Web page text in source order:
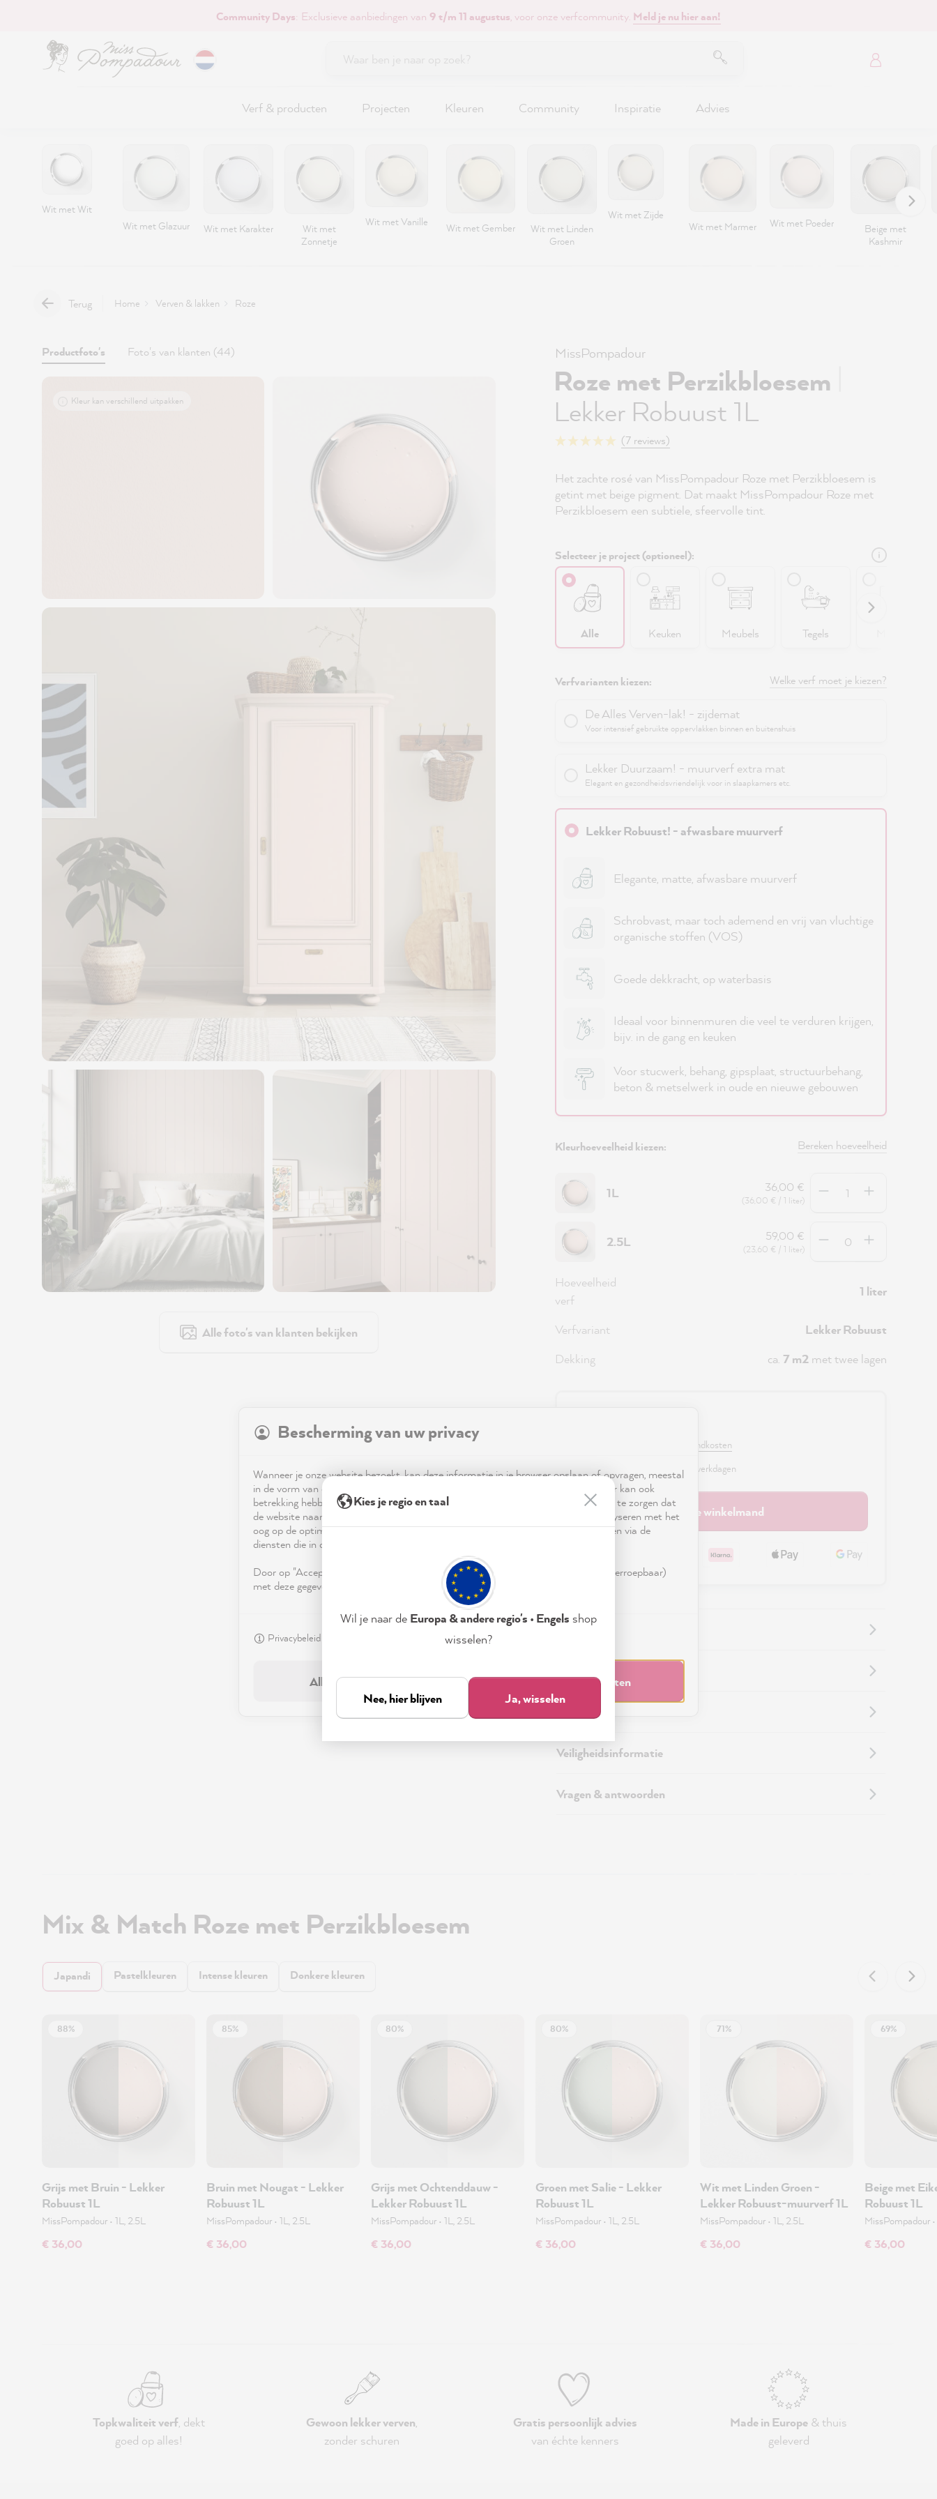
Community Days: Exclusieve aanbiedingen van 9 t/m 11 augustus, voor onze verfcommunity. Meld je nu hier aan!
Verf & producten Projecten Kleuren Community Inspiratie Advies
Wit met Wit
Wit met Glazuur
Wit met Karakter
Wit met
Zonnetje
Wit met Vanille Wit met Gember
Wit met Linden
Groen
Wit met Zijde
Wit met Marmer
Wit met Poeder
Beige met
Kashmir
Terug Home Verven & lakken Roze
Productfoto's Foto's van klanten (44)
Alle foto's van klanten bekijken
Kleur kan verschillend uitpakken
MissPompadour
Roze met Perzikbloesem
Lekker Robuust 1L
(7 reviews)
Het zachte rosé van MissPompadour Roze met Perzikbloesem is
getint met beige pigment. Dat maakt MissPompadour Roze met
Perzikbloesem een subtiele, sfeervolle tint.
Selecteer je project (optioneel):
Alle Keuken Meubels Tegels
Verfvarianten kiezen: Welke verf moet je kiezen?
De Alles Verven-lak! - zijdemat
Voor intensief gebruikte oppervlakken binnen en buitenshuis
Lekker Duurzaam! - muurverf extra mat
Elegant en gezondheidsvriendelijk voor in slaapkamers etc.
Lekker Robuust! - afwasbare muurverf
Elegante, matte, afwasbare muurverf
Schrobvast, maar toch ademend en vrij van vluchtige
organische stoffen (VOS)
Goede dekkracht, op waterbasis
Ideaal voor binnenmuren die veel te verduren krijgen,
bijv. in de gang en keuken
Voor stucwerk, behang, gipsplaat, structuurbehang,
beton & metselwerk in oude en nieuwe gebouwen
Kleurhoeveelheid kiezen: Bereken hoeveelheid
1L 36,00 €
(36,00 € / 1 liter)
2.5L 59,00 €
(23,60 € / 1 liter)
Hoeveelheid
verf
1 liter
Verfvariant
Lekker Robuust
Dekking
ca. 7 m2met twee lagen
Prijzen incl. BTW en excl. verzendkosten
Beschikbaar, levertijd: 2 - 3 werkdagen
In de winkelmand
Beschrijving
Verzending & retouren
Veiligheidsinformatie
Vragen & antwoorden
Mix & Match Roze met Perzikbloesem
Japandi Pastelkleuren Intense kleuren Donkere kleuren
88%
Grijs met Bruin - Lekker
Robuust 1L
MissPompadour • 1L, 2.5L
€ 36,00
85%
Bruin met Nougat - Lekker
Robuust 1L
MissPompadour • 1L, 2.5L
€ 36,00
80%
Grijs met Ochtenddauw -
Lekker Robuust 1L
MissPompadour • 1L, 2.5L
€ 36,00
80%
Groen met Salie - Lekker
Robuust 1L
MissPompadour • 1L, 2.5L
€ 36,00
71%
Wit met Linden Groen -
Lekker Robuust-muurverf 1L
MissPompadour • 1L, 2.5L
€ 36,00
69%
Beige met
Robuust 1L
MissPompadour •
€ 36,00
Topkwaliteit verf, dekt
goed op alles!
Gewoon lekker verven,
zonder schuren
Gratis persoonlijk advies
van échte kenners
Made in Europe & thuis
geleverd
Bescherming van uw privacy
Wanneer je onze website bezoekt, kan deze informatie in je browser opslaan of opvragen, meestal
in de vorm van cookies. Deze informatie is niet alleen technisch noodzakelijk, maar kan ook
betrekking hebben op je, je instellingen of je apparaat en wordt gebruikt om ervoor te zorgen dat
de website naar verwachting functioneert en om je gebruik van de website te analyseren met het
oog op de optimalisering ervan, en om gepersonaliseerde advertenties aan te bieden via de
diensten die in de verklaring inzake gegevensbescherming worden genoemd.
Door op "Accepteren & sluiten" te klikken, ga je vrijwillig akkoord (op elk moment herroepbaar)
met deze gegevensverwerking.
Privacybeleid
Accepteren & sluiten
Alleen noodzakelijk
Kies je regio en taal
Wil je naar de Europa & andere regio's • Engels shop
wisselen?
Nee, hier blijven Ja, wisselen